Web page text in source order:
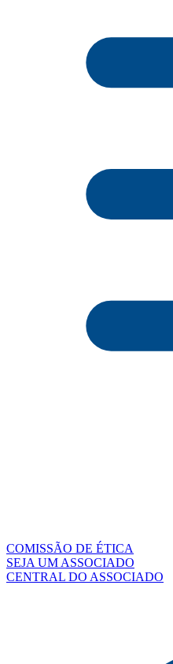
COMISSÃO DE ÉTICA
SEJA UM ASSOCIADO
CENTRAL DO ASSOCIADO